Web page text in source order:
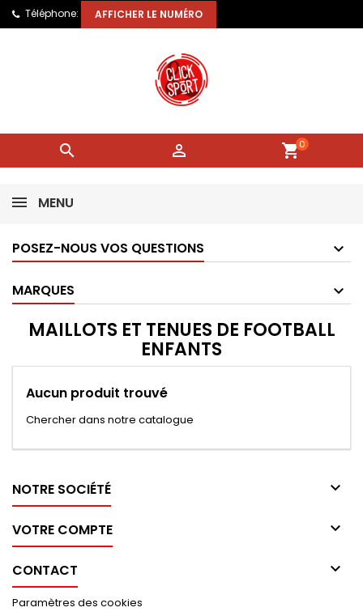
Téléphone: AFFICHER LE NUMÉRO
  shopping_cart0
MENU
POSEZ-NOUS VOS QUESTIONS
MARQUES
MAILLOTS ET TENUES DE FOOTBALL
ENFANTS
Aucun produit trouvé
Chercher dans notre catalogue
NOTRE SOCIÉTÉ 
VOTRE COMPTE 
CONTACT 
Paramètres des cookies